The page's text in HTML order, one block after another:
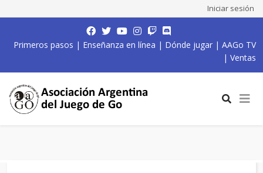
Iniciar sesión
Primeros pasos | Enseñanza en línea | Dónde jugar | AAGo TV
| Ventas